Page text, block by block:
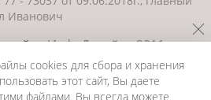
Иванович
«ИнфоДизайн» 2011—
cookies для сбора и хранения
этот сайт, Вы даете
файлами. Вы всегда можете